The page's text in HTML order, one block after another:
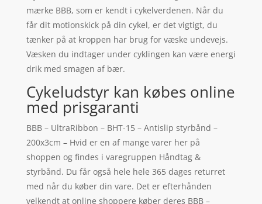
mærke BBB, som er kendt i cykelverdenen. Når du
får dit motionskick på din cykel, er det vigtigt, du
tænker på at kroppen har brug for væske undevejs.
Væsken du indtager under cyklingen kan være energi
drik med smagen af bær.
Cykeludstyr kan købes online
med prisgaranti
BBB – UltraRibbon – BHT-15 – Antislip styrbånd –
200x3cm – Hvid er en af mange varer her på
shoppen og findes i varegruppen Håndtag &
styrbånd. Du får også hele hele 365 dages returret
med når du køber din vare. Det er efterhånden
velkendt at online shoppere køber deres BBB –